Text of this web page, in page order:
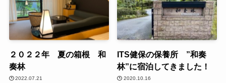
２０２２年 夏の箱根 和
奏林
2022.07.21
ITS健保の保養所 ”和奏
林”に宿泊してきました！
2020.10.16